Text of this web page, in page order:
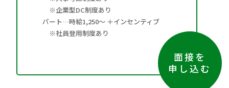
※企業型DC制度あり
パート…時給1,250～ ＋インセンティブ
※社員登用制度あり
面接を
申し込む